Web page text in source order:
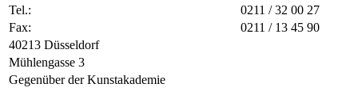
Tel.:
0211 / 32 00 27
Fax:
0211 / 13 45 90
40213 Düsseldorf
Mühlengasse 3
Gegenüber der Kunstakademie